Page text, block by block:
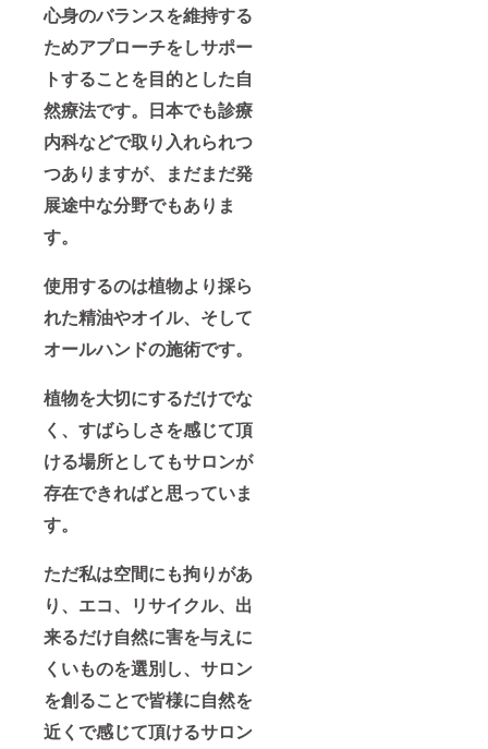
心身のバランスを維持する
ためアプローチをしサポー
トすることを目的とした自
然療法です。日本でも診療
内科などで取り入れられつ
つありますが、まだまだ発
展途中な分野でもありま
す。
使用するのは植物より採ら
れた精油やオイル、そして
オールハンドの施術です。
植物を大切にするだけでな
く、すばらしさを感じて頂
ける場所としてもサロンが
存在できればと思っていま
す。
ただ私は空間にも拘りがあ
り、エコ、リサイクル、出
来るだけ自然に害を与えに
くいものを選別し、サロン
を創ることで皆様に自然を
近くで感じて頂けるサロン